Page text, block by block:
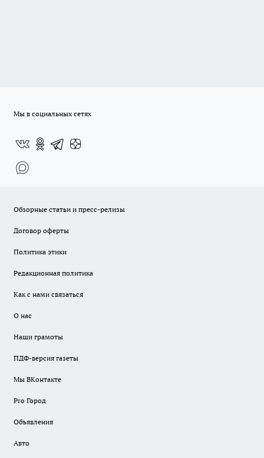
Мы в социальных сетях
Обзорные статьи и пресс-релизы
Договор оферты
Политика этики
Редакционная политика
Как с нами связаться
О нас
Наши грамоты
ПДФ-версия газеты
Мы ВКонтакте
Pro Город
Объявления
Авто